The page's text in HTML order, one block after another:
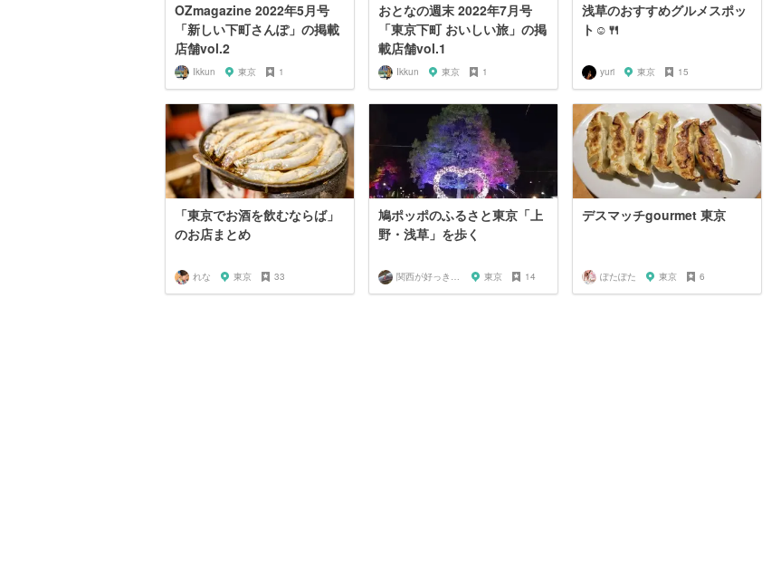
OZmagazine 2022年5月号
「新しい下町さんぽ」の掲載
店舗vol.2
Ikkun 東京 1
おとなの週末 2022年7月号
「東京下町 おいしい旅」の掲
載店舗vol.1
Ikkun 東京 1
浅草のおすすめグルメスポッ
ト☺️🍴
yuri 東京 15
「東京でお酒を飲むならば」
のお店まとめ
れな 東京 33
鳩ポッポのふるさと東京「上
野・浅草」を歩く
関西が好っきゃねん 東京 14
デスマッチgourmet 東京
ぽたぽた 東京 6